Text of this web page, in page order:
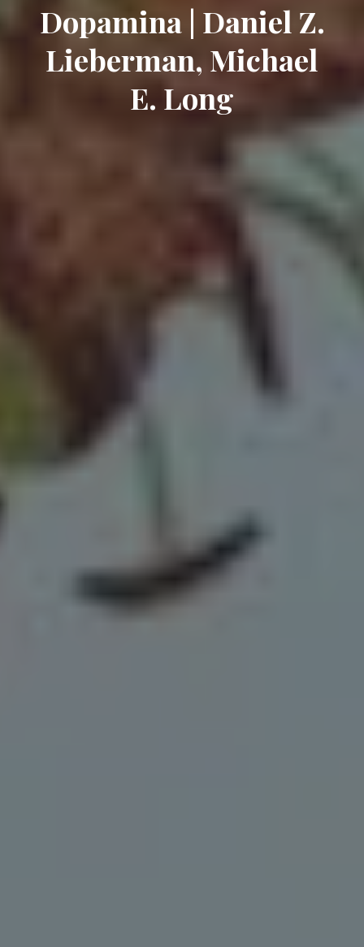
Dopamina | Daniel Z.
Lieberman, Michael
E. Long